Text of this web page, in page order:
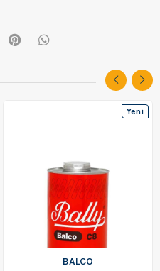
BALCO
Yeni